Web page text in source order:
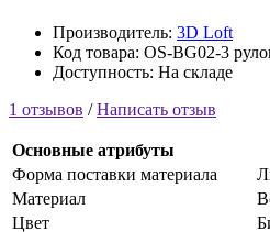
Производитель: 3D Loft
Код товара: OS-BG02-3
Доступность: На складе
1 отзывов /Написать отзыв
Основные атрибуты
Форма поставки материала
Материал
Цвет